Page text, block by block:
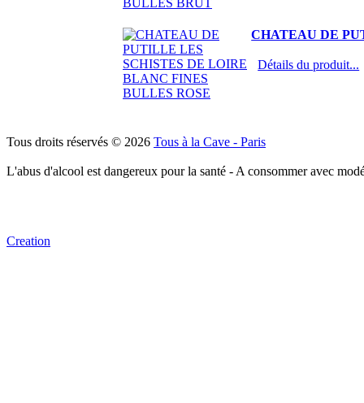
CHATEAU DE
Détails du produit...
Tous droits réservés © 2026 Tous à la Cave - Paris
L'abus d'alcool est dangereux pour la santé - A consommer avec
Creation